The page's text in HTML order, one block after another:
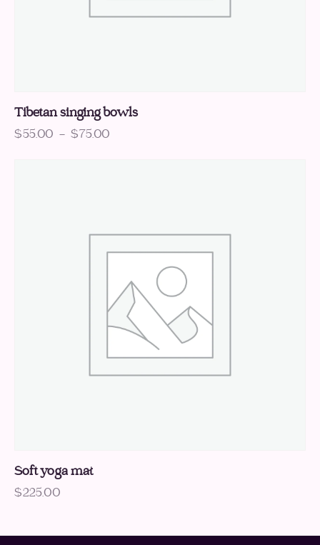
Tibetan singing bowls
$55.00 – $75.00
Soft yoga mat
$225.00